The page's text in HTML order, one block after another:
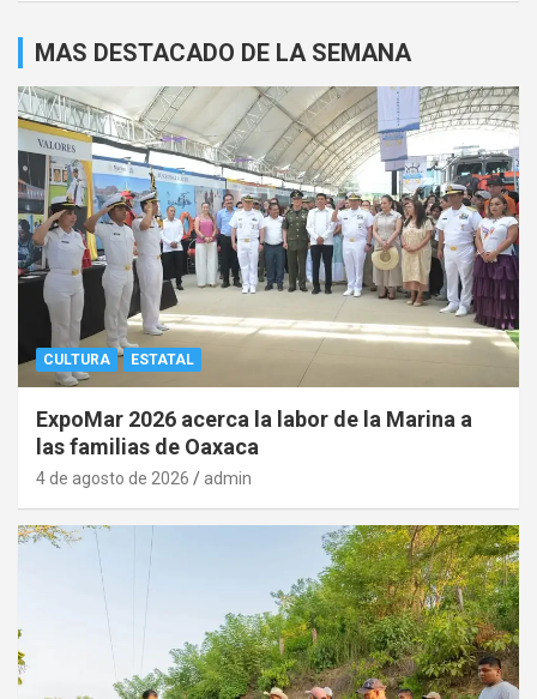
MAS DESTACADO DE LA SEMANA
CULTURA ESTATAL
ExpoMar 2026 acerca la labor de la Marina a
las familias de Oaxaca
4 de agosto de 2026 admin